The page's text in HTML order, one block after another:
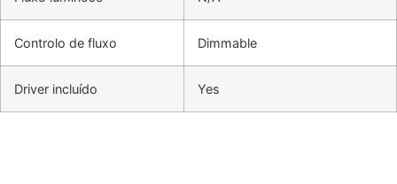
Controlo de fluxo Dimmable
Driver incluído Yes